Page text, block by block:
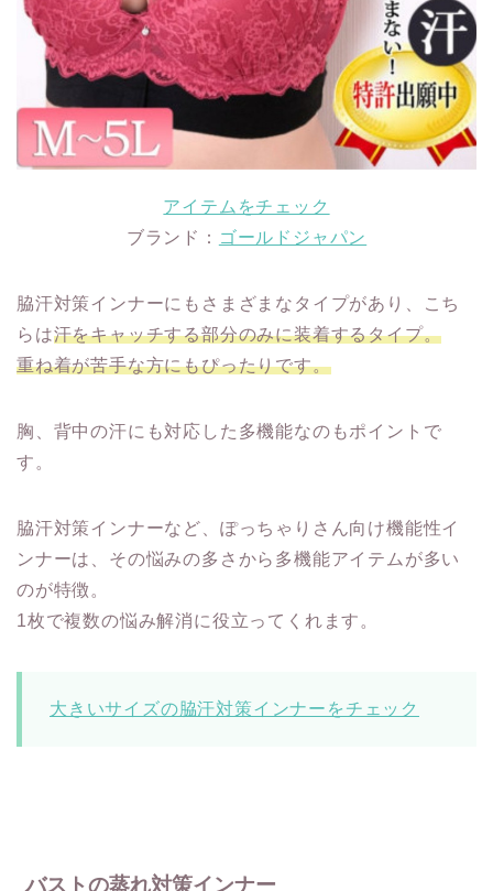
アイテムをチェック
ブランド： ゴールドジャパン
脇汗対策インナーにもさまざまなタイプがあり、こち
らは汗をキャッチする部分のみに装着するタイプ。
重ね着が苦手な方にもぴったりです。
胸、背中の汗にも対応した多機能なのもポイントで
す。
脇汗対策インナーなど、ぽっちゃりさん向け機能性イ
ンナーは、その悩みの多さから多機能アイテムが多い
のが特徴。
1枚で複数の悩み解消に役立ってくれます。
大きいサイズの脇汗対策インナーをチェック
バストの蒸れ対策インナー